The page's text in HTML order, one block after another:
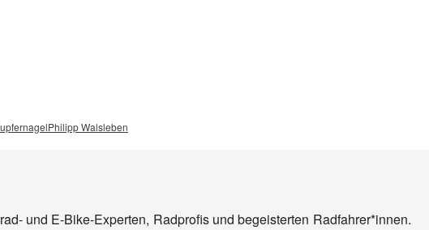
Philipp Walsleben
und E-Bike-Experten, Radprofis und begeisterten Radfahrer*innen.